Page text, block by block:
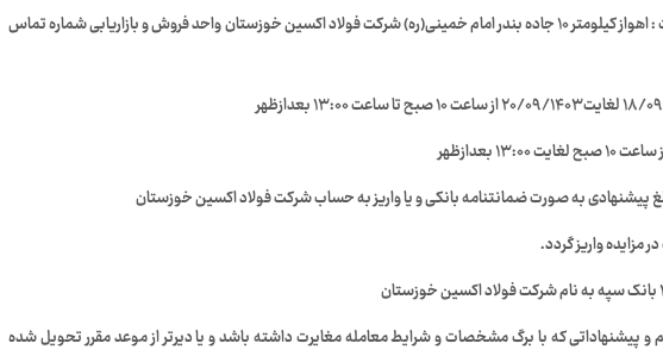
۱- محل اخذ اسناد مزایده و تسلیم پیشنهادات : اهواز کیلومتر ۱۰ جاده بندر امام خمینی(ره) شرکت فولاد اکسین خوزستان واحد فروش و بازاریابی شماره تماس
و پیشنهاداتی که با برگ مشخصات و شرایط معامله مغایرت داشته باشد و یا دیرتر از موعد مقرر تحویل شده